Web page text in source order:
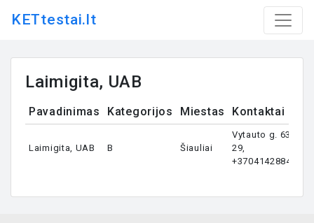
KETtestai.lt
Laimigita, UAB
Pavadinimas Kategorijos Miestas Kontaktai
Laimigita, UAB B Šiauliai
Vytauto g. 63-
29,
+37041428844